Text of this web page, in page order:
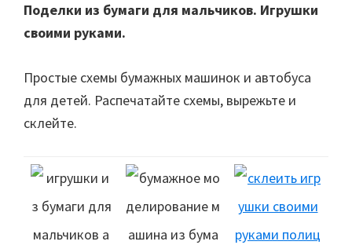
Поделки из бумаги для мальчиков. Игрушки
своими руками.
Простые схемы бумажных машинок и автобуса
для детей. Распечатайте схемы, вырежьте и
склейте.